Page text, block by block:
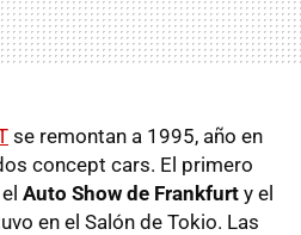
se remontan a 1995, año en
concept cars. El primero
Auto Show de Frankfurt y el
en el Salón de Tokio. Las